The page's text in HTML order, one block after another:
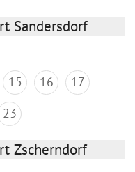
Sandersdorf
15 16
17
23
Zscherndorf